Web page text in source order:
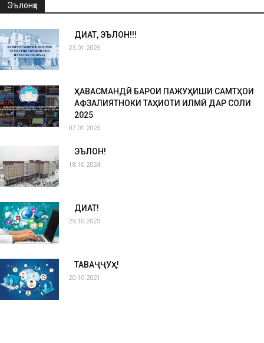
Эълонҳо
ДИҚҚАТ, ЭЪЛОН!!!
23.01.2025
ҲАВАСМАНДӢ БАРОИ ПАЖУҲИШИ САМТҲОИ
АФЗАЛИЯТНОКИ ТАҲҚИҚОТИ ИЛМӢ ДАР СОЛИ
2025
07.01.2025
ЭЪЛОН!
18.10.2024
ДИҚҚАТ!
29.10.2023
ТАВАҶҶУҲ!
20.10.2021